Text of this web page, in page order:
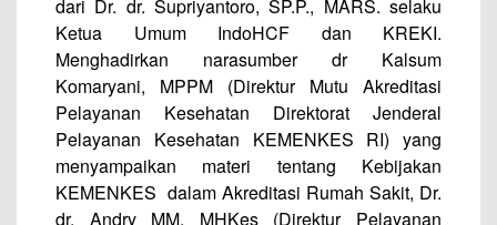
dari Dr. dr. Supriyantoro, SP.P., MARS. selaku
Ketua Umum IndoHCF dan KREKI.
Menghadirkan narasumber dr Kalsum
Komaryani, MPPM (Direktur Mutu Akreditasi
Pelayanan Kesehatan Direktorat Jenderal
Pelayanan Kesehatan KEMENKES RI) yang
menyampaikan materi tentang Kebijakan
KEMENKES dalam Akreditasi Rumah Sakit, Dr.
dr. Andry MM, MHKes (Direktur Pelayanan